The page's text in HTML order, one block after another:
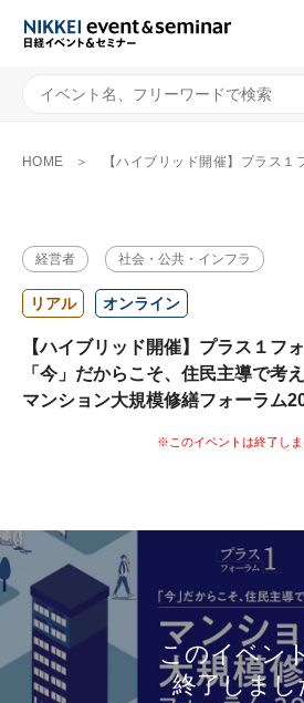
HOME 【ハイブリッド開催】プラス１フォーラム 「今」だからこそ、住
経営者 社会・公共・インフラ
リアル オンライン
【ハイブリッド開催】プラス１フ
「今」だからこそ、住民主導で考
マンション大規模修繕フォーラム